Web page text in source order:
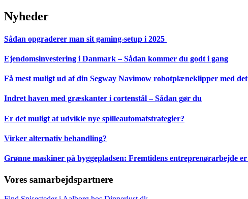
Nyheder
Sådan opgraderer man sit gaming-setup i 2025
Ejendomsinvestering i Danmark – Sådan kommer du godt i gang
Få mest muligt ud af din Segway Navimow robotplæneklipper med
Indret haven med græskanter i cortenstål – Sådan gør du
Er det muligt at udvikle nye spilleautomatstrategier?
Virker alternativ behandling?
Grønne maskiner på byggepladsen: Fremtidens entreprenørarbejde
Vores samarbejdspartnere